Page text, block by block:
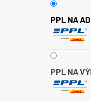
PPL NA
PPL NA